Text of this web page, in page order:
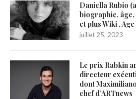
Daniella Rubio
biographie,
et plus Wiki ,
juillet 25, 2023
Le prix Rabkin
directeur
dont
chef d’ARTnews